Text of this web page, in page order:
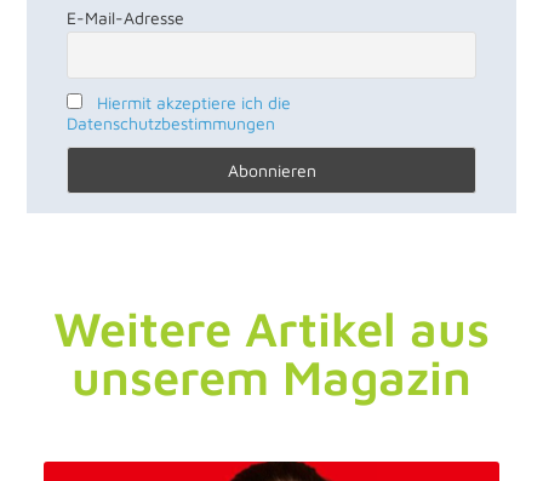
E-Mail-Adresse
Hiermit akzeptiere ich die
Datenschutzbestimmungen
Weitere Artikel aus
unserem Magazin